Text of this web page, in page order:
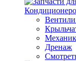
Дренаж